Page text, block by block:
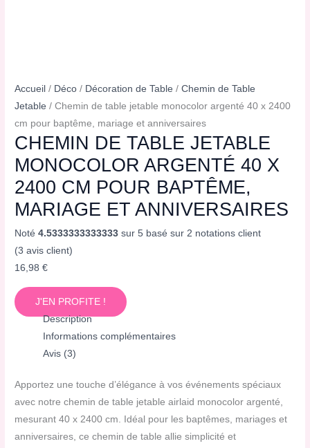
Accueil / Déco / Décoration de Table /Chemin de Table
Jetable / Chemin de table jetable monocolor argenté 40 x 2400
cm pour baptême, mariage et anniversaires
CHEMIN DE TABLE JETABLE
MONOCOLOR ARGENTÉ 40 X
2400 CM POUR BAPTÊME,
MARIAGE ET ANNIVERSAIRES
Noté4.5333333333333 sur 5 basé sur 2 notations client
(3 avis client)
16,98€
J'EN PROFITE !
Description
Informations complémentaires
Avis (3)
Apportez une touche d’élégance à vos événements spéciaux
avec notre chemin de table jetable airlaid monocolor argenté,
mesurant 40 x 2400 cm. Idéal pour les baptêmes, mariages et
anniversaires, ce chemin de table allie simplicité et